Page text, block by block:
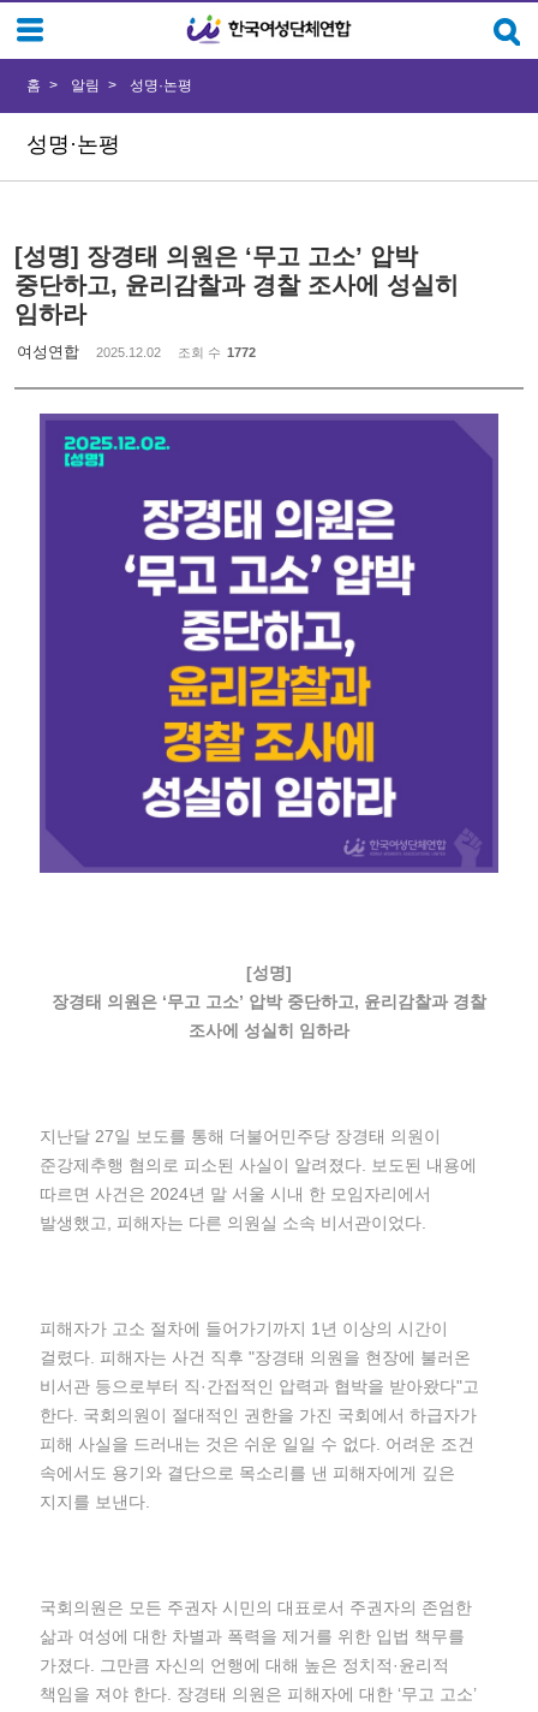
성명·논평
홈 알림 성명·논평
[성명] 장경태 의원은 ‘무고 고소’ 압박
중단하고, 윤리감찰과 경찰 조사에 성실히
임하라
여성연합 2025.12.02 조회 수 1772
[성명]
장경태 의원은 ‘무고 고소’ 압박 중단하고, 윤리감찰과 경찰
조사에 성실히 임하라
지난달 27일 보도를 통해 더불어민주당 장경태 의원이
준강제추행 혐의로 피소된 사실이 알려졌다. 보도된 내용에
따르면 사건은 2024년 말 서울 시내 한 모임자리에서
발생했고, 피해자는 다른 의원실 소속 비서관이었다.
피해자가 고소 절차에 들어가기까지 1년 이상의 시간이
걸렸다. 피해자는 사건 직후 "장경태 의원을 현장에 불러온
비서관 등으로부터 직·간접적인 압력과 협박을 받아왔다"고
한다. 국회의원이 절대적인 권한을 가진 국회에서 하급자가
피해 사실을 드러내는 것은 쉬운 일일 수 없다. 어려운 조건
속에서도 용기와 결단으로 목소리를 낸 피해자에게 깊은
지지를 보낸다.
국회의원은 모든 주권자 시민의 대표로서 주권자의 존엄한
삶과 여성에 대한 차별과 폭력을 제거를 위한 입법 책무를
가졌다. 그만큼 자신의 언행에 대해 높은 정치적·윤리적
책임을 져야 한다. 장경태 의원은 피해자에 대한 ‘무고 고소’